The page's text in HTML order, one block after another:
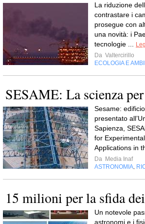
La riduzione
contrastare i
prosegue con
una novità: i
tecnologie ...
Da Valtercirillo
ECOLOGIA E
SESAME: La scienza
Sesame:
presentato
Sapienza,
for
Applications in
Da Media Inaf
ASTRONOMIA
15 milioni per la sfida
Un notevole
astronomi e i